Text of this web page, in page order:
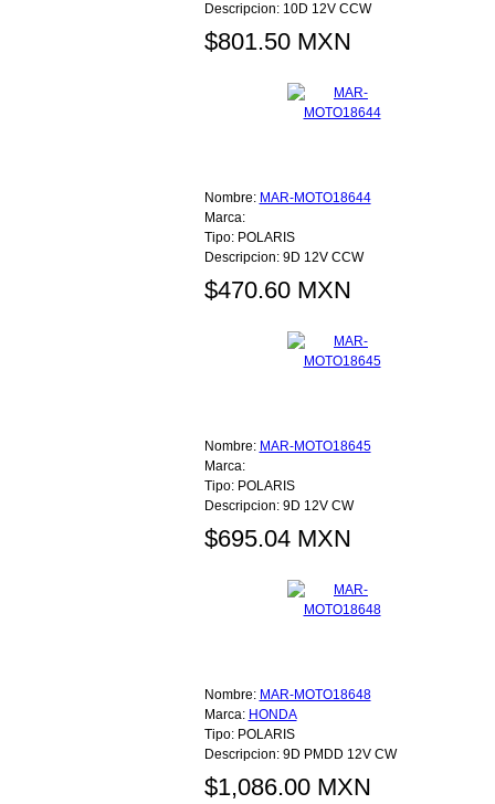
Descripcion: 10D 12V CCW
$801.50 MXN
Nombre: MAR-MOTO18644
Marca:
Tipo: POLARIS
Descripcion: 9D 12V CCW
$470.60 MXN
Nombre: MAR-MOTO18645
Marca:
Tipo: POLARIS
Descripcion: 9D 12V CW
$695.04 MXN
Nombre: MAR-MOTO18648
Marca: HONDA
Tipo: POLARIS
Descripcion: 9D PMDD 12V CW
$1,086.00 MXN